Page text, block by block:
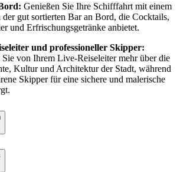
Genießen Sie Ihre Schifffahrt mit einem
gut sortierten Bar an Bord, die Cocktails,
und Erfrischungsgetränke anbietet.
und professioneller Skipper:
Sie von Ihrem Live-Reiseleiter mehr über die
Kultur und Architektur der Stadt, während
Skipper für eine sichere und malerische